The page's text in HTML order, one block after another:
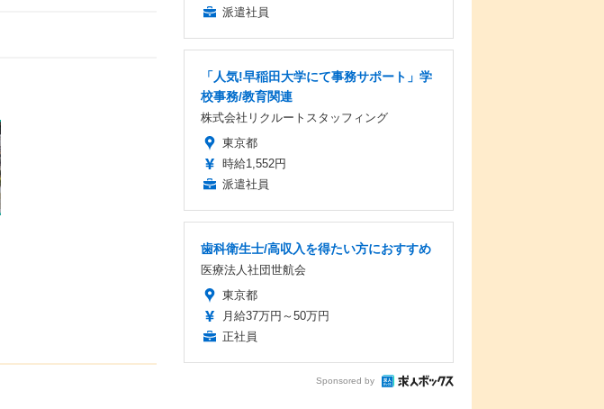
派遣社員
「人気!早稲田大学にて事務サポート」学
校事務/教育関連
株式会社リクルートスタッフィング
東京都
時給1,552円
派遣社員
歯科衛生士/高収入を得たい方におすすめ
医療法人社団世航会
東京都
月給37万円～50万円
正社員
Sponsored by